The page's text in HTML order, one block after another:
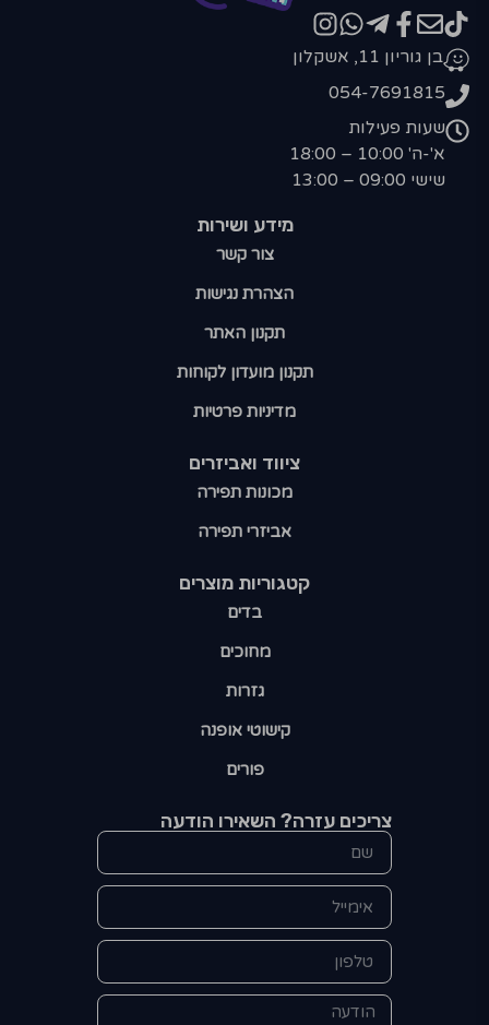
קטגוריות מוצרים​
בדים
מחוכים
גזרות
קישוטי אופנה
פורים
ציווד ואביזרים
מכונות תפירה
אביזרי תפירה
מידע ושירות
צור קשר
הצהרת נגישות
תקנון האתר
תקנון מועדון לקוחות
מדיניות פרטיות
בן גוריון 11, אשקלון
054-7691815
שעות פעילות
א'-ה' 10:00 – 18:00
שישי 09:00 – 13:00
צריכים עזרה? השאירו הודעה